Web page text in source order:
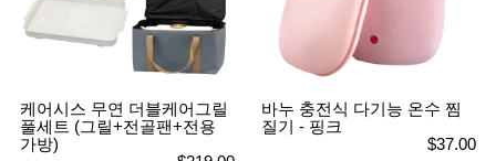
케어시스 무연 더블케어그릴
풀세트 (그릴+전골팬+전용
가방)
바누 충전식 다기능 온수 찜
질기 - 핑크
$37.00